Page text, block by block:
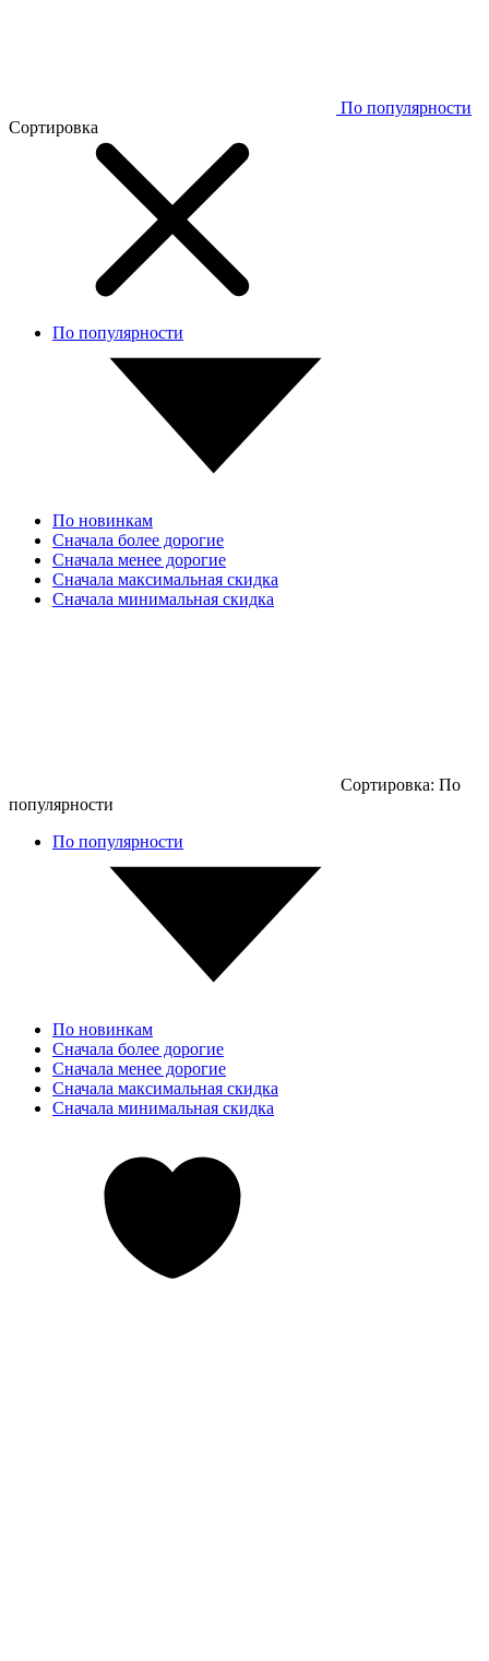
По популярности
Сортировка
По популярности
По новинкам
Сначала более дорогие
Сначала менее дорогие
Сначала максимальная скидка
Сначала минимальная скидка
Сортировка: По
популярности
По популярности
По новинкам
Сначала более дорогие
Сначала менее дорогие
Сначала максимальная скидка
Сначала минимальная скидка